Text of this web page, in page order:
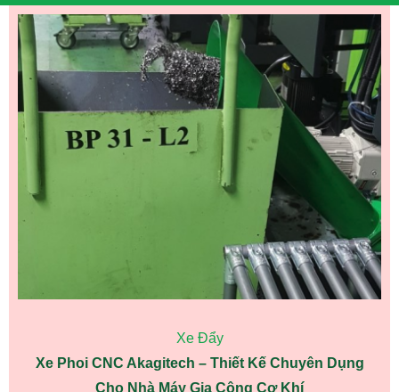
Xe Đẩy
Xe Phoi CNC Akagitech – Thiết Kế Chuyên Dụng
Cho Nhà Máy Gia Công Cơ Khí